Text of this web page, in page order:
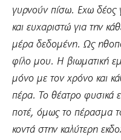
γυρνούν πίσω. Εχω δέος
και ευχαριστώ για την
μέρα δεδομένη. Ως
φίλο μου. Η βιωματική
μόνο με τον χρόνο και
πέρα. Το θέατρο φυσικά
ποτέ, όμως το πέρασμα
κοντά στην καλύτερη